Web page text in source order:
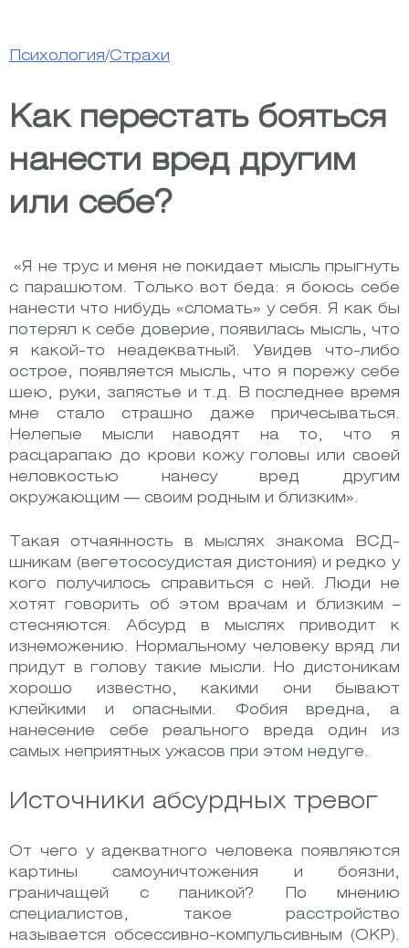
Психология/Страхи
Как перестать бояться
нанести вред другим
или себе?
«Я не трус и меня не покидает мысль прыгнуть
с парашютом. Только вот беда: я боюсь себе
нанести что нибудь «сломать» у себя. Я как бы
потерял к себе доверие, появилась мысль, что
я какой-то неадекватный. Увидев что-либо
острое, появляется мысль, что я порежу себе
шею, руки, запястье и т.д. В последнее время
мне стало страшно даже причесываться.
Нелепые мысли наводят на то, что я
расцарапаю до крови кожу головы или своей
неловкостью нанесу вред другим
окружающим — своим родным и близким».
Такая отчаянность в мыслях знакома ВСД-
шникам (вегетососудистая дистония) и редко у
кого получилось справиться с ней. Люди не
хотят говорить об этом врачам и близким –
стесняются. Абсурд в мыслях приводит к
изнеможению. Нормальному человеку вряд ли
придут в голову такие мысли. Но дистоникам
хорошо известно, какими они бывают
клейкими и опасными. Фобия вредна, а
нанесение себе реального вреда один из
самых неприятных ужасов при этом недуге.
Источники абсурдных тревог
От чего у адекватного человека появляются
картины самоуничтожения и боязни,
граничащей с паникой? По мнению
специалистов, такое расстройство
называется обсессивно-компульсивным (ОКР).